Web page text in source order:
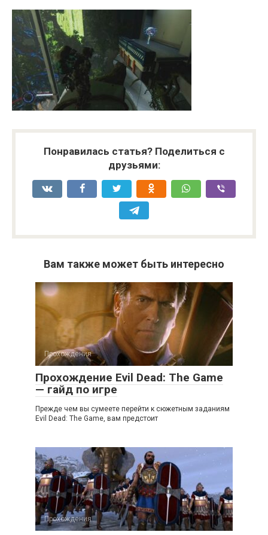
Понравилась статья? Поделиться с
друзьями:
Вам также может быть интересно
Прохождения
Прохождение Evil Dead: The Game
— гайд по игре
Прежде чем вы сумеете перейти к сюжетным заданиям
Evil Dead: The Game, вам предстоит
Прохождения